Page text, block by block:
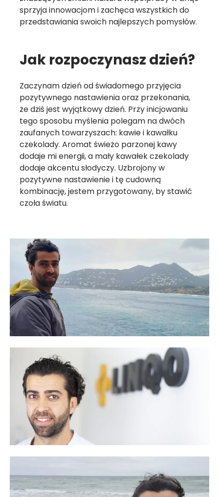
sprzyja innowacjom i zachęca wszystkich do
przedstawiania swoich najlepszych pomysłów.
Jak rozpoczynasz dzień?
Zaczynam dzień od świadomego przyjęcia
pozytywnego nastawienia oraz przekonania,
że dziś jest wyjątkowy dzień. Przy inicjowaniu
tego sposobu myślenia polegam na dwóch
zaufanych towarzyszach: kawie i kawałku
czekolady. Aromat świeżo parzonej kawy
dodaje mi energii, a mały kawałek czekolady
dodaje akcentu słodyczy. Uzbrojony w
pozytywne nastawienie i tę cudowną
kombinację, jestem przygotowany, by stawić
czoła światu.